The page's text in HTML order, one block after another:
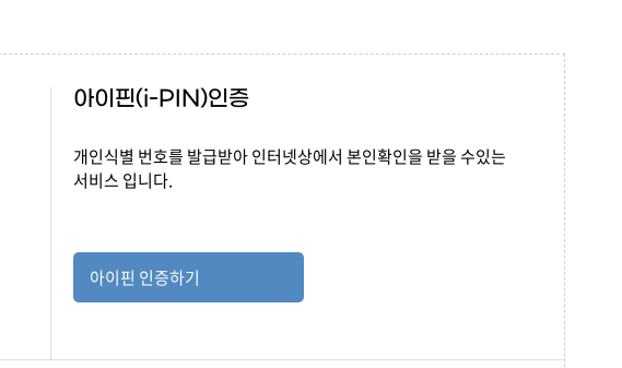
아이핀(i-PIN)인증
개인식별 번호를 발급받아 인터넷상에서 본인확인을 받을 수있는
서비스 입니다.
아이핀 인증하기